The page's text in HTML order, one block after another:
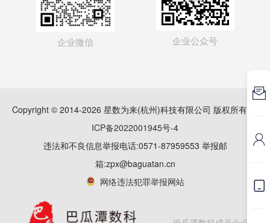
企业微信 企业公众号
Copyright © 2014-2026 星数为来(杭州)科技有限公司 版权所有
ICP备2022001945号-4
违法和不良信息举报电话:0571-87959553 举报邮
箱:zpx@baguatan.cn
网络违法犯罪举报网站


